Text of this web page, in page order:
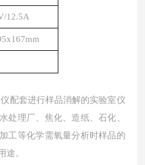
12.5A
配套进⾏样品消解的实验室仪
处理厂、焦化、造纸、石化、
工等化学需氧量分析时样品的
途。